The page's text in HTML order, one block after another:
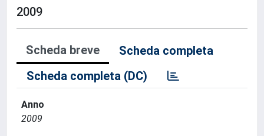
2009
Scheda breve
Scheda completa
Scheda completa (DC)
Anno
2009